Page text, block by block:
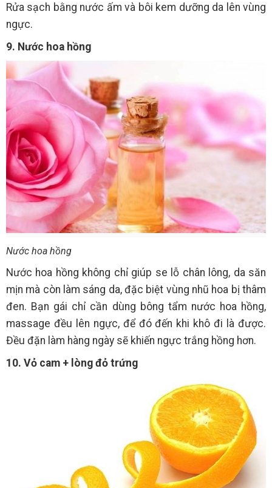
Rửa sạch bằng nước ấm và bôi kem dưỡng da lên vùng
ngực.
9. Nước hoa hồng
Nước hoa hồng
Nước hoa hồng không chỉ giúp se lỗ chân lông, da săn
mịn mà còn làm sáng da, đặc biệt vùng nhũ hoa bị thâm
đen. Bạn gái chỉ cần dùng bông tẩm nước hoa hồng,
massage đều lên ngực, để đó đến khi khô đi là được.
Đều đặn làm hàng ngày sẽ khiến ngực trắng hồng hơn.
10. Vỏ cam + lòng đỏ trứng